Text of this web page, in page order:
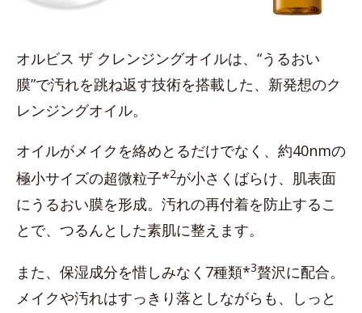
オルビス ザ クレンジングオイルは、“うるおい
膜”で汚れを跳ね返す技術を搭載した、新発想のク
レンジングオイル。
オイルがメイクを絡めとるだけでなく、約40nmの
極小サイズの超微粒子*2が小さくばらけ、肌表面
にうるおい膜を形成。汚れの再付着を防止するこ
とで、つるんとした素肌に整えます。
また、保湿成分を惜しみなく7種類*3贅沢に配合。
メイクや汚れはすっきり落としながらも、しっと